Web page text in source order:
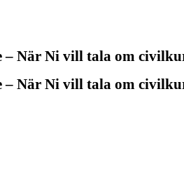
– När Ni vill tala om
– När Ni vill tala om